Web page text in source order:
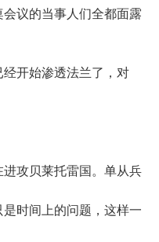
议的当事人们全都面露
开始渗透法兰了，对
攻贝莱托雷国。单从兵
时间上的问题，这样一